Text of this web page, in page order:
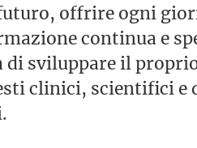
offrire ogni
continua e
sviluppare il
clinici, scientifici e